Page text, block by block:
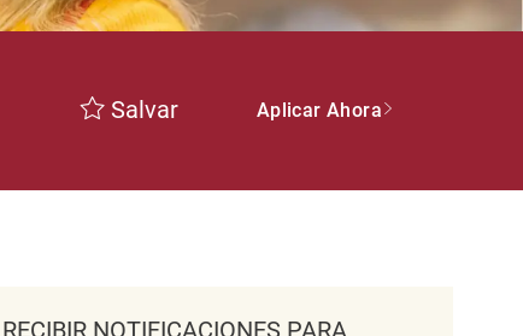
Salvar Aplicar Ahora
RECIBIR NOTIFICACIONES PARA